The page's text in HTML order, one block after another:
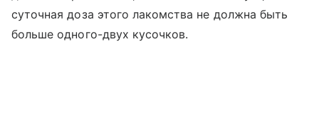
суточная доза этого лакомства не должна быть
больше одного-двух кусочков.